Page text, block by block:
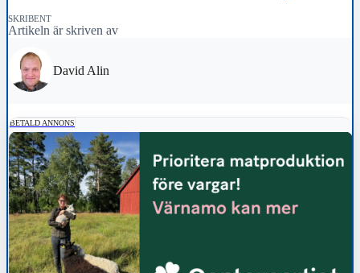
SKRIBENT
Artikeln är skriven av
David Alin
BETALD ANNONS